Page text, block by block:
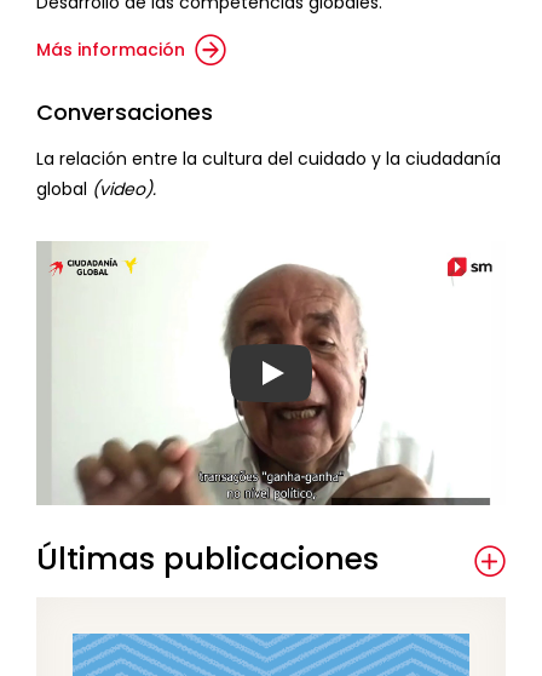
Más información
Conversaciones
La relación entre la cultura del cuidado y la ciudadanía
global (video).
Ver video
Últimas publicaciones